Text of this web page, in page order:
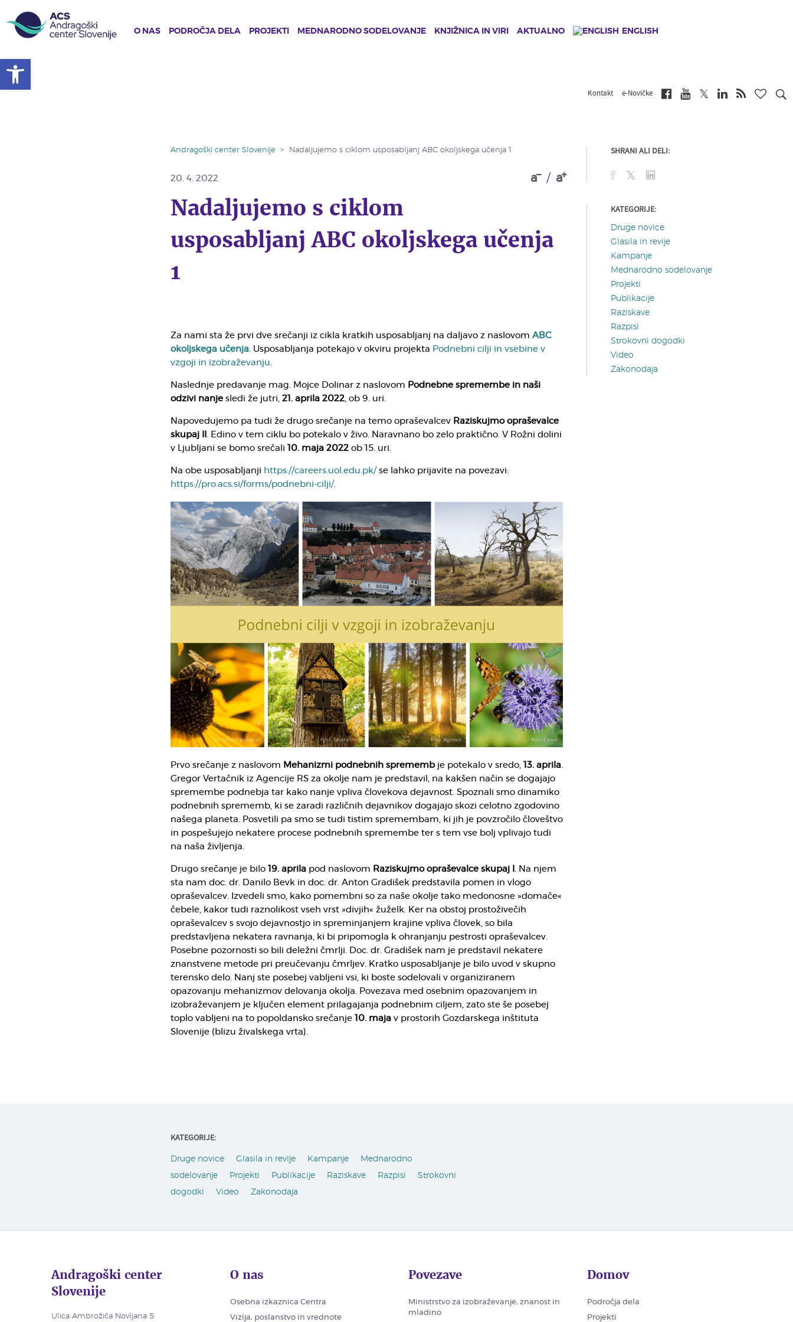
O NAS PODROČJA DELA PROJEKTI MEDNARODNO SODELOVANJE KNJIŽNICA IN VIRI AKTUALNO ENGLISH
Kontakt e-Novičke
Andragoški center Slovenije > Nadaljujemo s ciklom usposabljanj ABC okoljskega učenja 1
a / a
20. 4. 2022
Nadaljujemo s ciklom
usposabljanj ABC okoljskega učenja
1
Za nami sta že prvi dve srečanji iz cikla kratkih usposabljanj na daljavo z naslovom ABC
okoljskega učenja. Usposabljanja potekajo v okviru projekta Podnebni cilji in vsebine v
vzgoji in izobraževanju
Naslednje predavanje mag. Mojce Dolinar z naslovom Podnebne spremembe in naši
odzivi nanjesledi že jutri, 21. aprila 2022, ob 9. uri.
Napovedujemo pa tudi že drugo srečanje na temo opraševalcev Raziskujmo opraševalce
skupaj II
. Edino v tem ciklu bo potekalo v živo. Naravnano bo zelo praktično. V Rožni dolini
v Ljubljani se bomo srečali
10. maja 2022ob 15. uri.
Na obe usposabljanji https://careers.uol.edu.pk/se lahko prijavite na povezavi:
https://pro.acs.si/forms/podnebni-cilji/.
Prvo srečanje z naslovom Mehanizmi podnebnih spremembje potekalo v sredo, 13. aprila.
Gregor Vertačnik iz Agencije RS za okolje nam je predstavil, na kakšen način se dogajajo
spremembe podnebja tar kako nanje vpliva človekova dejavnost. Spoznali smo dinamiko
podnebnih sprememb, ki se zaradi različnih dejavnikov dogajajo skozi celotno zgodovino
našega planeta. Posvetili pa smo se tudi tistim spremembam, ki jih je povzročilo človeštvo
in pospešujejo nekatere procese podnebnih spremembe ter s tem vse bolj vplivajo tudi
na naša življenja.
Drugo srečanje je bilo 19. aprilapod naslovom Raziskujmo opraševalce skupaj I
. Na njem
sta nam doc. dr. Danilo Bevk in doc. dr. Anton Gradišek predstavila pomen in vlogo
opraševalcev. Izvedeli smo, kako pomembni so za naše okolje tako medonosne »domače«
čebele, kakor tudi raznolikost vseh vrst »divjih« žuželk. Ker na obstoj prostoživečih
opraševalcev s svojo dejavnostjo in spreminjanjem krajine vpliva človek, so bila
predstavljena nekatera ravnanja, ki bi pripomogla k ohranjanju pestrosti opraševalcev.
Posebne pozornosti so bili deležni čmrlji. Doc. dr. Gradišek nam je predstavil nekatere
znanstvene metode pri preučevanju čmrljev. Kratko usposabljanje je bilo uvod v skupno
terensko delo. Nanj ste posebej vabljeni vsi, ki boste sodelovali v organiziranem
opazovanju mehanizmov delovanja okolja. Povezava med osebnim opazovanjem in
izobraževanjem je ključen element prilagajanja podnebnim ciljem, zato ste še posebej
toplo vabljeni na to popoldansko srečanje 10. majav prostorih Gozdarskega inštituta
Slovenije (blizu živalskega vrta).
SHRANI ALI DELI:
KATEGORIJE:
Druge novice
Glasila in revije
Kampanje
Mednarodno sodelovanje
Projekti
Publikacije
Raziskave
Razpisi
Strokovni dogodki
Video
Zakonodaja
KATEGORIJE:
Druge novice Glasila in revije Kampanje
Mednarodno
sodelovanje
Projekti Publikacije Raziskave Razpisi
Strokovni
dogodki
Video Zakonodaja
Andragoški center
Slovenije
Ulica Ambrožiča Novljana 5
O nas
Osebna izkaznica Centra
Vizija, poslanstvo in vrednote
Povezave
Ministrstvo za izobraževanje, znanost in
mladino
Domov
Področja dela
Projekti
Open toolbar